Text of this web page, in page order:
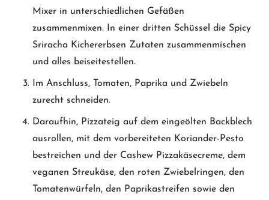
Mixer in unterschiedlichen Gefäßen
zusammenmixen. In einer dritten Schüssel die Spicy
Sriracha Kichererbsen Zutaten zusammenmischen
und alles beiseitestellen.
Im Anschluss, Tomaten, Paprika und Zwiebeln
zurecht schneiden.
Daraufhin, Pizzateig auf dem eingeölten Backblech
ausrollen, mit dem vorbereiteten Koriander-Pesto
bestreichen und der Cashew Pizzakäsecreme, dem
veganen Streukäse, den roten Zwiebelringen, den
Tomatenwürfeln, den Paprikastreifen sowie den